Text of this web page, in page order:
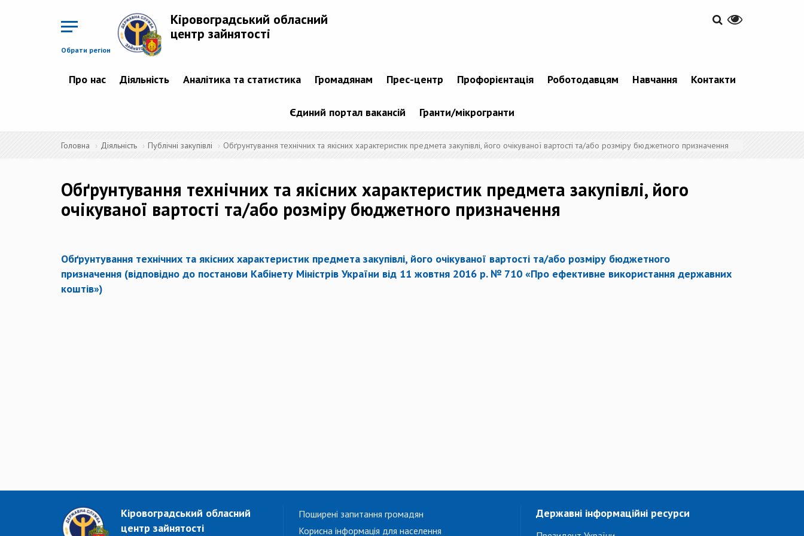
Обрати регіон
Кіровоградський обласний
центр зайнятості
Про нас Діяльність Аналітика та статистика Громадянам Прес-центр Профорієнтація Роботодавцям Навчання Контакти
Єдиний портал вакансій Гранти/мікрогранти
Головна Діяльність Публічні закупівлі Обґрунтування технічних та якісних характеристик предмета закупівлі, його очікуваної вартості та/або розміру бюджетного призначення
Обґрунтування технічних та якісних характеристик предмета закупівлі, його
очікуваної вартості та/або розміру бюджетного призначення
Обґрунтування технічних та якісних характеристик предмета закупівлі, його очікуваної вартості та/або розміру бюджетного
призначення (відповідно до постанови Кабінету Міністрів України від 11 жовтня 2016 р. № 710 «Про ефективне використання державних
коштів»)
Кіровоградський обласний
центр зайнятості
Поширені запитання громадян
Корисна інформація для населення
Державні інформаційні ресурси